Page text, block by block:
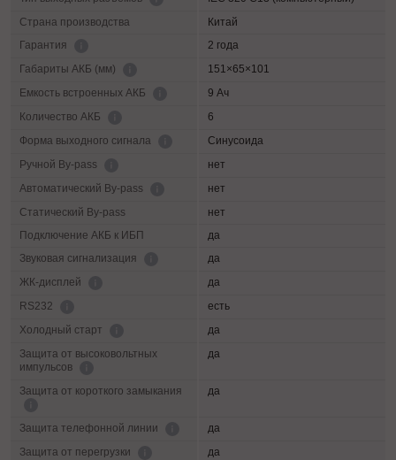
Страна производства
Китай
Гарантия
2 года
Габариты АКБ (мм)
151×65×101
Емкость встроенных АКБ
9 Ач
Количество АКБ
6
Форма выходного сигнала
Синусоида
Ручной By-pass
нет
Автоматический By-pass
нет
Статический By-pass
нет
Подключение АКБ к ИБП
да
Звуковая сигнализация
да
ЖК-дисплей
да
RS232
есть
Холодный старт
да
Защита от высоковольтных
импульсов
да
Защита от короткого замыкания да
Защита телефонной линии
да
Защита от перегрузки
да